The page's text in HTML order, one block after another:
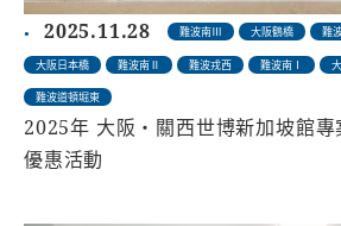
2025.11.28 難波南Ⅲ 大阪鶴橋 難
大阪日本橋 難波南Ⅱ 難波戎西 難波南Ⅰ
難波道頓堀東
2025年 大阪・關西世博新加坡館
優惠活動